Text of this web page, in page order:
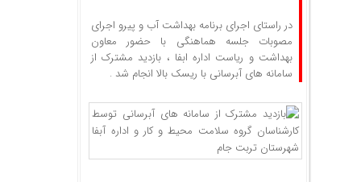
در راستای اجرای برنامه بهداشت آب و پیرو اجرای
مصوبات جلسه هماهنگی با حضور معاون
بهداشت و ریاست اداره ابفا ، بازدید مشترک از
سامانه های آبرسانی با ریسک بالا انجام شد .